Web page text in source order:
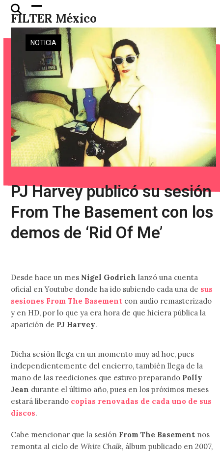
Skip
content
FILTER México
Open
mobile
menu
Close
mobile
menu
NOTICIA
PJ Harvey publicó su sesión
From The Basement con los
demos de ‘Rid Of Me’
Desde hace un mes Nigel Godrich lanzó una cuenta
oficial en Youtube donde ha ido subiendo cada una de sus
sesiones From The Basement con audio remasterizado
y en HD, por lo que ya era hora de que hiciera pública la
aparición de PJ Harvey.
Dicha sesión llega en un momento muy ad hoc, pues
independientemente del encierro, también llega de la
mano de las reediciones que estuvo preparando Polly
Jean durante el último año, pues en los próximos meses
estará liberando copias renovadas de cada uno de sus
discos.
Cabe mencionar que la sesión From The Basement nos
remonta al ciclo deWhite Chalk, álbum publicado en 2007,